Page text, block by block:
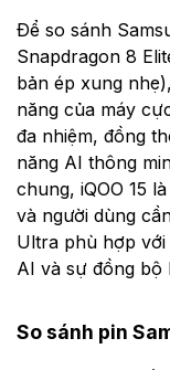
Để so sánh
Snapdragon 8
bản ép xung
năng của máy
đa nhiệm, đồng
năng AI thông
chung, iQOO 15
và người dùng
Ultra phù hợp
AI và sự đồng bộ
So sánh pin